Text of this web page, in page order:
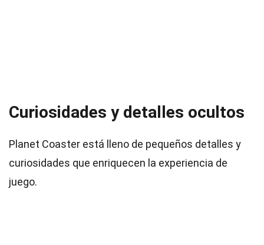
Curiosidades y detalles ocultos
Planet Coaster está lleno de pequeños detalles y
curiosidades que enriquecen la experiencia de
juego.